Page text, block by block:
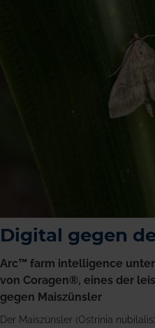
Digital gegen
Arc™ farm intelligence
von Coragen®, eines der
gegen Maiszünsler
Der Maiszünsler (Ostrinia